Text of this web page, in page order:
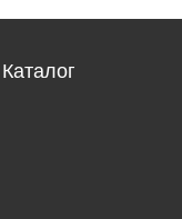
Каталог